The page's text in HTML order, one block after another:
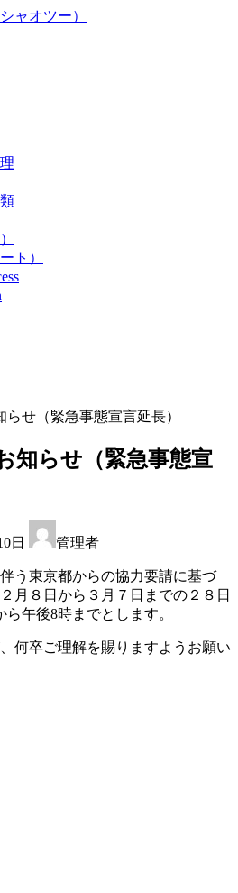
ト）
せ（緊急事態宣言延長）
知らせ（緊急事態宣
日 管理者
う東京都からの協力要請に基づ
月８日から３月７日までの２８日
午後8時までとします。
何卒ご理解を賜りますようお願い